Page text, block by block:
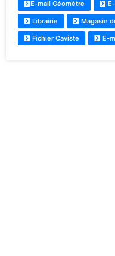
E-mail Géomètre
Librairie Magasin
Fichier Caviste E-